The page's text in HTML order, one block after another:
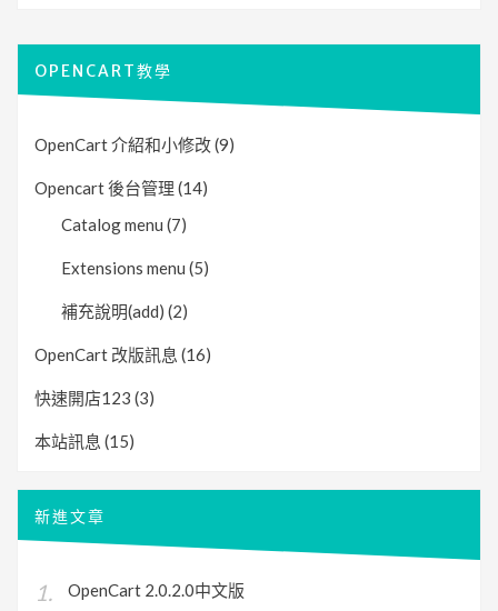
OPENCART教學
OpenCart 介紹和小修改(9)
Opencart 後台管理 (14)
Catalog menu (7)
Extensions menu (5)
補充說明(add) (2)
OpenCart 改版訊息 (16)
快速開店123 (3)
本站訊息 (15)
新進文章
OpenCart 2.0.2.0中文版